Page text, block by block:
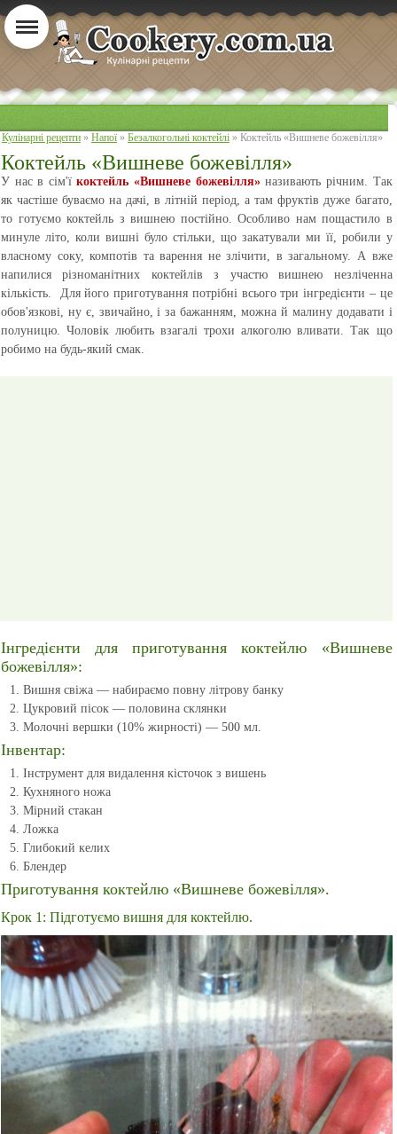
Кулінарні рецепти » Напої» Безалкогольні коктейлі » Коктейль «Вишневе божевілля»
Коктейль «Вишневе божевілля»
У нас в сім'їкоктейль «Вишневе божевілля»називають річним. Так
як частіше буваємо на дачі, в літній період, а там фруктів дуже багато,
то готуємо коктейль з вишнею постійно. Особливо нам пощастило в
минуле літо, коли вишні було стільки, що закатували ми її, робили у
власному соку, компотів та варення не злічити, в загальному. А вже
напилися різноманітних коктейлів з участю вишнею незліченна
кількість. Для його приготування потрібні всього три інгредієнти – це
обов'язкові, ну є, звичайно, і за бажанням, можна й малину додавати і
полуницю. Чоловік любить взагалі трохи алкоголю вливати. Так що
робимо на будь-який смак.
Інгредієнти для приготування коктейлю «Вишневе
божевілля»:
Вишня свіжа — набираємо повну літрову банку
Цукровий пісок — половина склянки
Молочні вершки (10% жирності) — 500 мл.
Інвентар:
Інструмент для видалення кісточок з вишень
Кухняного ножа
Мірний стакан
Ложка
Глибокий келих
Блендер
Приготування коктейлю «Вишневе божевілля».
Крок 1: Підготуємо вишня для коктейлю.